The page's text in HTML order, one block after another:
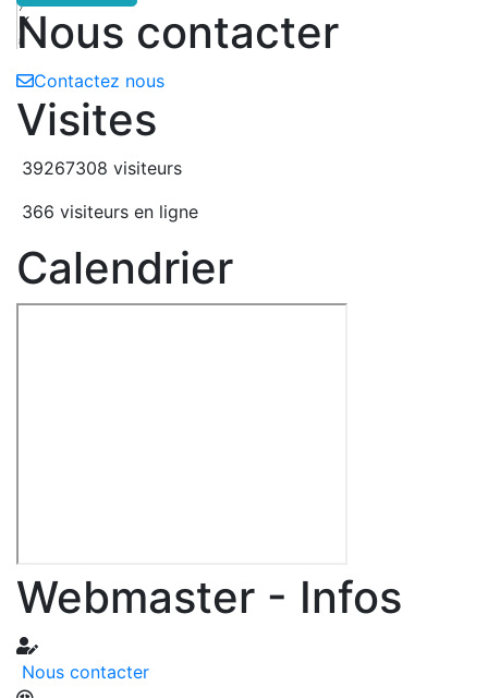
7
K
8Nous contacter
Contactez nous
Visites
39267308 visiteurs
366 visiteurs en ligne
Calendrier
Webmaster - Infos
Nous contacter